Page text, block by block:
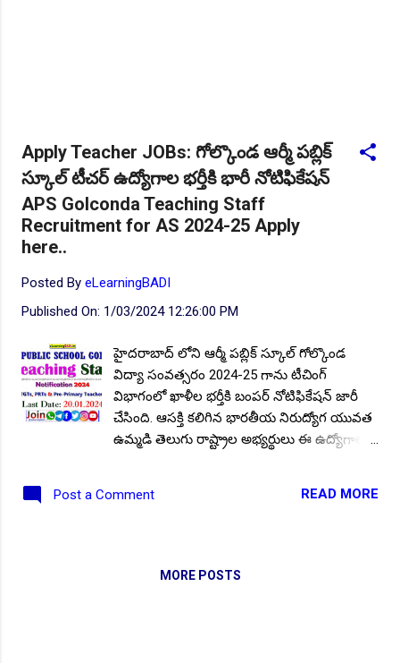
Apply Teacher JOBs: గోల్కొండ ఆర్మీ పబ్లిక్
స్కూల్ టీచర్ ఉద్యోగాల భర్తీకి భారీ నోటిఫికేషన్
APS Golconda Teaching Staff
Recruitment for AS 2024-25 Apply
here..
Posted By eLearningBADI
Published On: 1/03/2024 12:26:00 PM
హైదరాబాద్ లోని ఆర్మీ పబ్లిక్ స్కూల్ గోల్కొండ
విద్యా సంవత్సరం 2024-25 గాను టీచింగ్
విభాగంలో ఖాళీల భర్తీకి బంపర్ నోటిఫికేషన్ జారీ
చేసింది. ఆసక్తి కలిగిన భారతీయ నిరుద్యోగ యువత
ఉమ్మడి తెలుగు రాష్ట్రాల అభ్యర్థులు ఈ ఉద్యోగాల
అవకాశాలు అందుబాటులో ఉన్నాయి. అర్హతల
వివరాలు ఇక్కడ అందుబాటులో ఉంచడం జరిగింది.
Post a Comment READ MORE
MORE POSTS